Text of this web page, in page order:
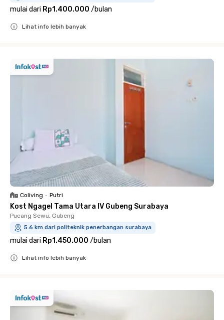
mulai dari Rp1.400.000 /bulan
Lihat info lebih banyak
Coliving • Putri
Kost Ngagel Tama Utara IV Gubeng Surabaya
Pucang Sewu, Gubeng
5.6 km dari politeknik penerbangan surabaya
mulai dari Rp1.450.000 /bulan
Lihat info lebih banyak